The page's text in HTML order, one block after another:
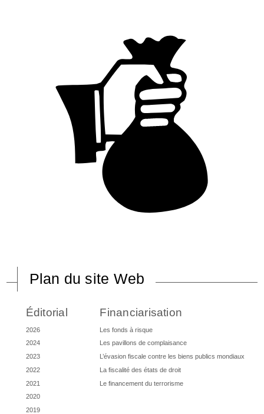
Plan du site Web
Éditorial
2026
2024
2023
2022
2021
2020
2019
Financiarisation
Les fonds à risque
Les pavillons de complaisance
L’évasion fiscale contre les biens publics mondiaux
La fiscalité des états de droit
Le financement du terrorisme